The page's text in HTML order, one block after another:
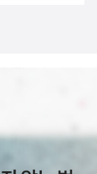
유를 읽으며 느낄
: 야마구치 슈출